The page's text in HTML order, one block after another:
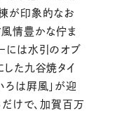
が印象的なお
風情豊かな佇ま
には水引のオブ
た九谷焼タイ
ろは屛風」が迎
だけで、加賀百万